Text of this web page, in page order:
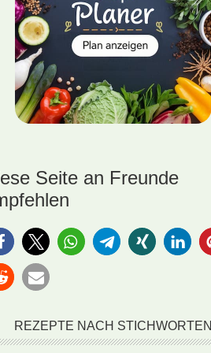
Seite an Freunde
REZEPTE NACH STICHWORTEN